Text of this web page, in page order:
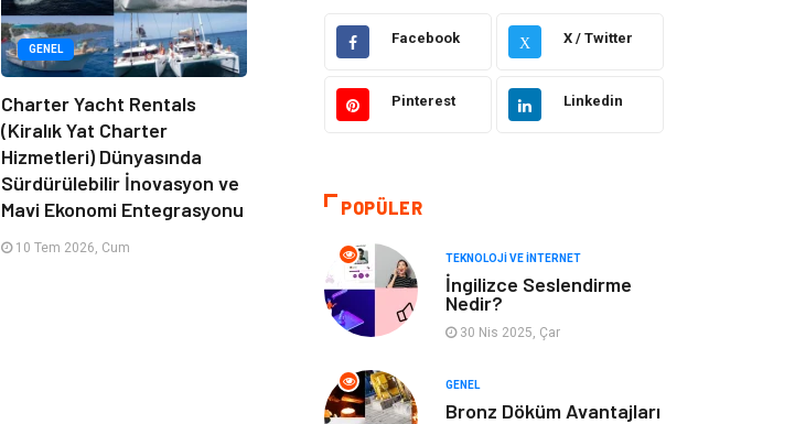
GENEL
Charter Yacht Rentals
(Kiralık Yat Charter
Hizmetleri) Dünyasında
Sürdürülebilir İnovasyon ve
Mavi Ekonomi Entegrasyonu
10 Tem 2026, Cum
Eğitim & Kariyer Makine
Otomotiv Organizasyon
Giyim
Mobilya Emlak
Kültür Otel
Facebook X X / Twitter
Pinterest Linkedin
POPÜLER
TEKNOLOJI VE İNTERNET
İngilizce Seslendirme
Nedir?
30 Nis 2025, Çar
GENEL
Bronz Döküm Avantajları